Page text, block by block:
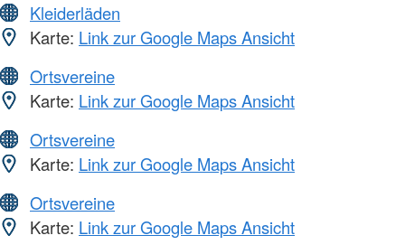
Kleiderläden
Karte: Link zur Google Maps Ansicht
Ortsvereine
Karte: Link zur Google Maps Ansicht
Ortsvereine
Karte: Link zur Google Maps Ansicht
Ortsvereine
Karte: Link zur Google Maps Ansicht